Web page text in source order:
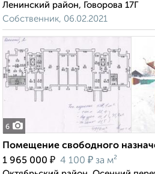
Ленинский район, Говорова 17Г
Собственник, 06.02.2021
6
Помещение свободного
1 965 000 ₽ 4 100 ₽ за м²